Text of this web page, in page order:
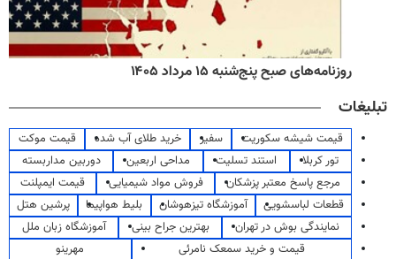
روزنامه‌های صبح پنج‌شنبه ۱۵ مرداد ۱۴۰۵
تبلیغات
قیمت شیشه سکوریت سفیر خرید طلای آب شده
قیمت موکت
تور کربلا
استند تسلیت مداحی اربعین
دوربین مداربسته
مرجع پاسخ معتبر پزشکان
فروش مواد شیمیایی
قیمت ایمپلنت
قطعات لباسشویی
آموزشگاه تیزهوشان بلیط هواپیما
پرشین هتل
نمایندگی بوش در تهران
بهترین جراح بینی
آموزشگاه زبان ملل
قیمت و خرید سمعک نامرئی
مهرینو